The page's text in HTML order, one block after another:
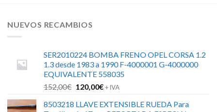
NUEVOS RECAMBIOS
SER2010224 BOMBA FRENO OPEL CORSA 1.2
1.3 desde 1983 a 1990 F-4000001 G-4000000
EQUIVALENTE 558035
152,00€ El
original
120,00€El
actual
+ IVA
8503218 LLAVE EXTENSIBLE RUEDA Para